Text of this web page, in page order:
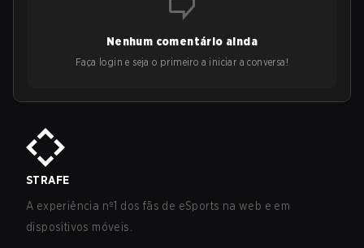
Nenhum comentário ainda
Faça login e seja o primeiro a iniciar a conversa!
STRAFE
A experiência nº1 dos fãs de eSports na web e em
dispositivos móveis.